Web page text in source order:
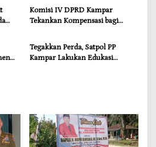
Komisi IV DPRD Kampar
Tekankan Kompensasi bagi
Tegakkan Perda, Satpol PP
Kampar Lakukan Edukasi